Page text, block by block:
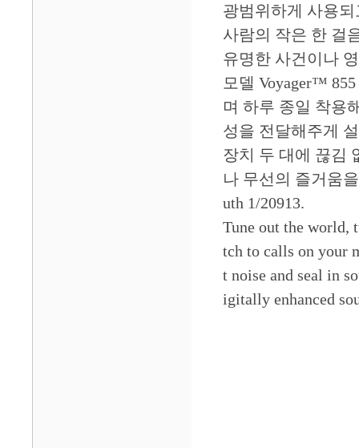
광범위하게 사용
사람의 작은 한 걸
유명한 사건이나
모델 Voyager™
며 하루 종일 착용
성을 전달해주게
장치 두 대에 끊김
나 무선의 즐거움
uth 1/20913.
Tune out the world,
tch to calls on your
t noise and seal in
igitally enhanced